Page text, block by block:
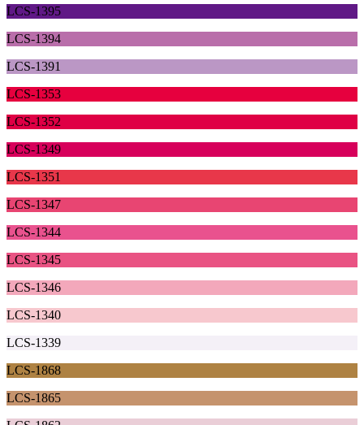
LCS-1395
LCS-1394
LCS-1391
LCS-1353
LCS-1352
LCS-1349
LCS-1351
LCS-1347
LCS-1344
LCS-1345
LCS-1346
LCS-1340
LCS-1339
LCS-1868
LCS-1865